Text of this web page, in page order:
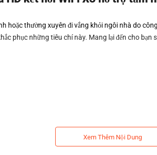
hoặc thường xuyên đi vắng khỏi ngôi nhà do
phục những tiêu chí này. Mang lại đến cho bạn
Xem Thêm Nội Dung